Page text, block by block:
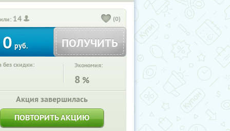
14 (0)
0 руб. ПОЛУЧИТЬ
без скидки: Экономия:
8 %
Акция завершилась
ПОВТОРИТЬ АКЦИЮ